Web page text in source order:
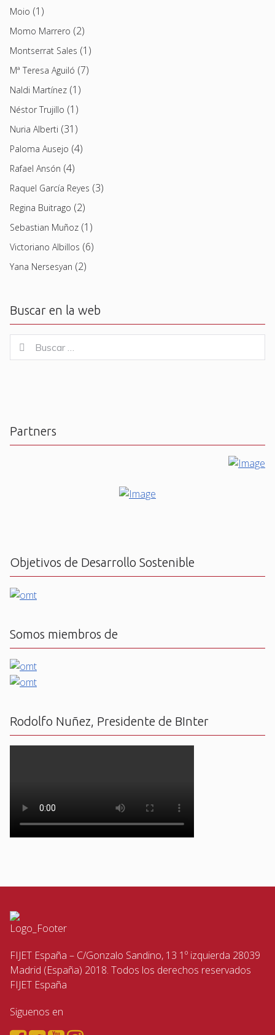
Moio (1)
Momo Marrero (2)
Montserrat Sales (1)
Mª Teresa Aguiló (7)
Naldi Martínez (1)
Néstor Trujillo (1)
Nuria Alberti (31)
Paloma Ausejo (4)
Rafael Ansón (4)
Raquel García Reyes (3)
Regina Buitrago (2)
Sebastian Muñoz (1)
Victoriano Albillos (6)
Yana Nersesyan (2)
Buscar en la web
for:
Buscar
Partners
Objetivos de Desarrollo Sostenible
Somos miembros de
Rodolfo Nuñez, Presidente de BInter
FIJET España – C/Gonzalo Sandino, 13 1º izquierda 28039
Madrid (España) 2018. Todos los derechos reservados
FIJET España
Siguenos en